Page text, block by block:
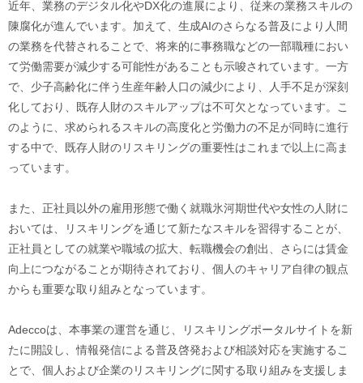
近年、業務のデジタル化やDX化の進展により、従来の業務スキルの
陳腐化が進んでいます。加えて、生成AIのさらなる普及により人間
の業務を代替されることで、将来的に事務職などの一部職種におい
て労働需要が減少する可能性があることも示唆されています。一方
で、少子高齢化に伴う生産年齢人口の減少により、人手不足が深刻
化しており、既存人財のスキルアップは不可欠となっています。こ
のように、求められるスキルの高度化と労働力の不足が同時に進行
する中で、既存人財のリスキリングの重要性はこれまで以上に高ま
っています。
また、正社員以外の雇用形態で働く就職氷河期世代や女性の人財に
おいては、リスキリングを通じて新たなスキルを習得することが、
正社員としての就業や職域の拡大、転職機会の創出、さらには賃金
向上につながることが期待されており、個人のキャリア自律の観点
からも重要な取り組みとなっています。
Adeccoは、本事業の運営を通じ、リスキリングポータルサイトを新
たに開設し、情報発信による普及啓発および相談対応を実施するこ
とで、個人および企業のリスキリングに関する取り組みを支援しま